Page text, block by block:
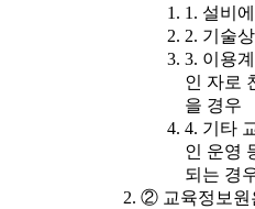
1. 설비
2. 기술
3. 이용
인 자로
을 경우
4. 기타
인 운영
되는 경
② 교육정보원